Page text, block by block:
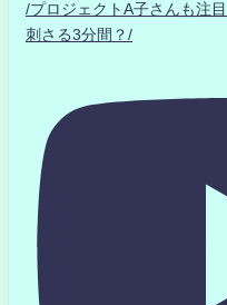
/プロジェクトA子さんも
刺さる3分間？/